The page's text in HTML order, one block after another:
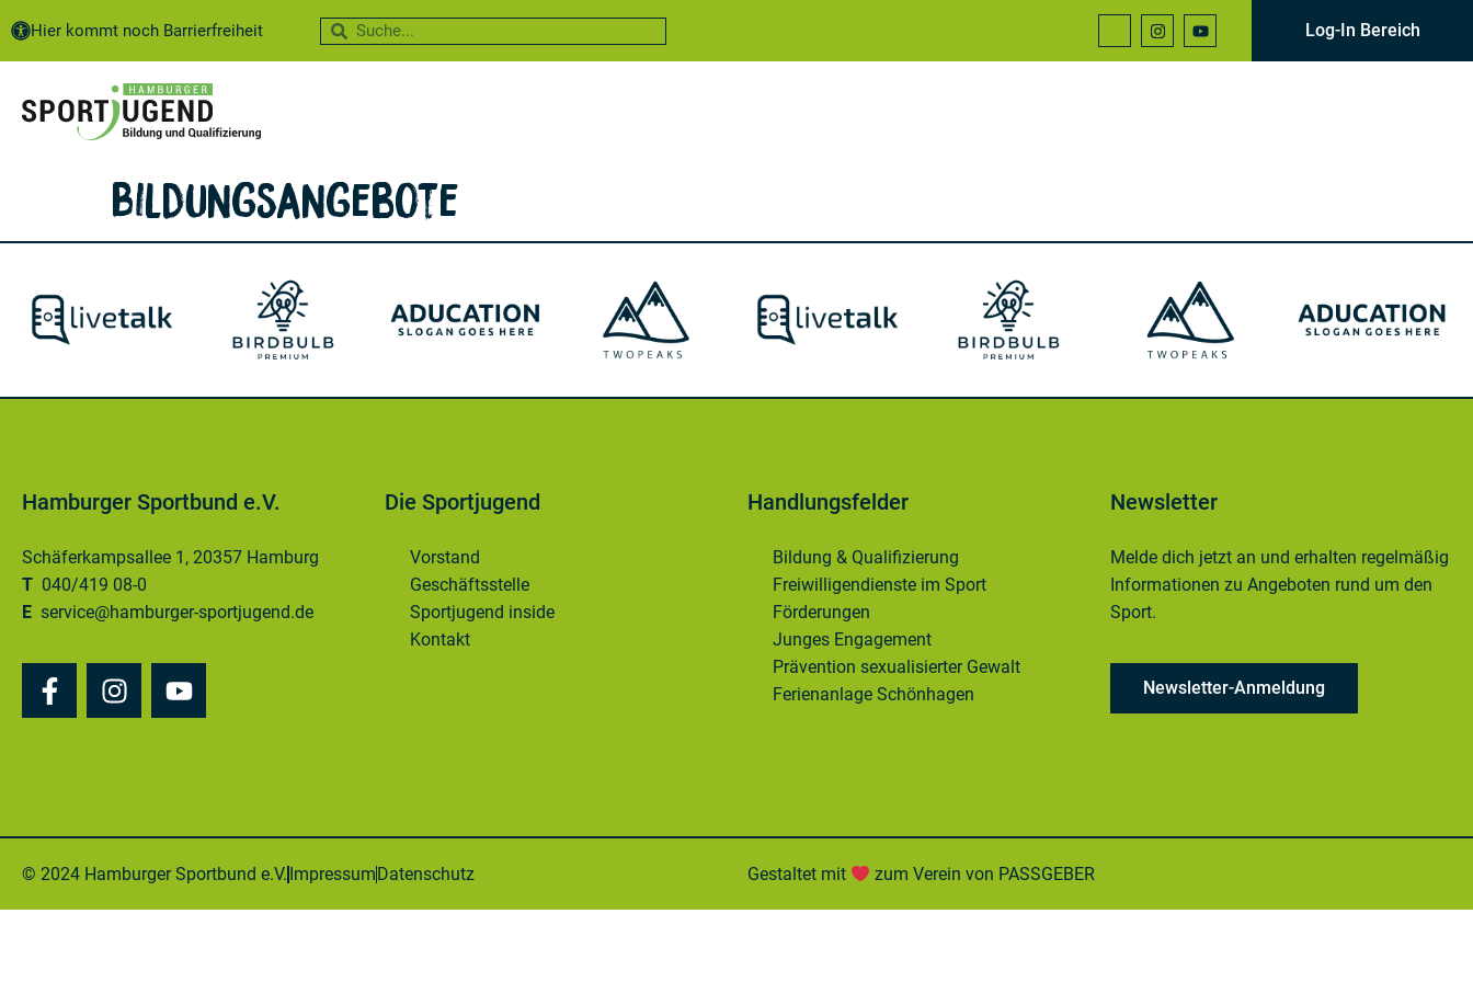
springen
Hier kommt noch Barrierfreiheit Log-In Bereich
Bildungsangebote
Hamburger Sportbund e.V.
Schäferkampsallee 1, 20357 Hamburg
T 040/419 08-0
E service@hamburger-sportjugend.de
Die Sportjugend
Vorstand
Geschäftsstelle
Sportjugend inside
Kontakt
Handlungsfelder
Bildung & Qualifizierung
Freiwilligendienste im Sport
Förderungen
Junges Engagement
Prävention sexualisierter Gewalt
Ferienanlage Schönhagen
Newsletter
Melde dich jetzt an und erhalten regelmäßig
Informationen zu Angeboten rund um den
Sport.
Newsletter-Anmeldung
© 2024 Hamburger Sportbund e.V.​ Impressum Datenschutz Gestaltet mit zum Verein von PASSGEBER